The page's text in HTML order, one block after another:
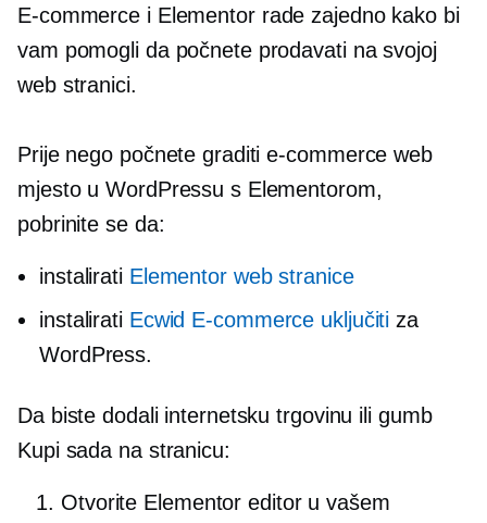
E-commerce i Elementor rade zajedno kako bi
vam pomogli da počnete prodavati na svojoj
web stranici.
Prije nego počnete graditie-commerce web
mjesto u WordPressu s Elementorom,
pobrinite se da:
instalirati Elementor web stranice
instalirati Ecwid E-commerce uključiti za
WordPress.
Da biste dodali internetsku trgovinu ili gumb
Kupi sada na stranicu:
Otvorite Elementor editor u vašem